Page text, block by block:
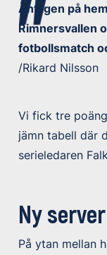
Äntligen på
Rimnersvallen
fotbollsmatch
/Rikard Nilsson
Vi fick tre
jämn tabell där
serieledaren
Ny
På ytan mellan